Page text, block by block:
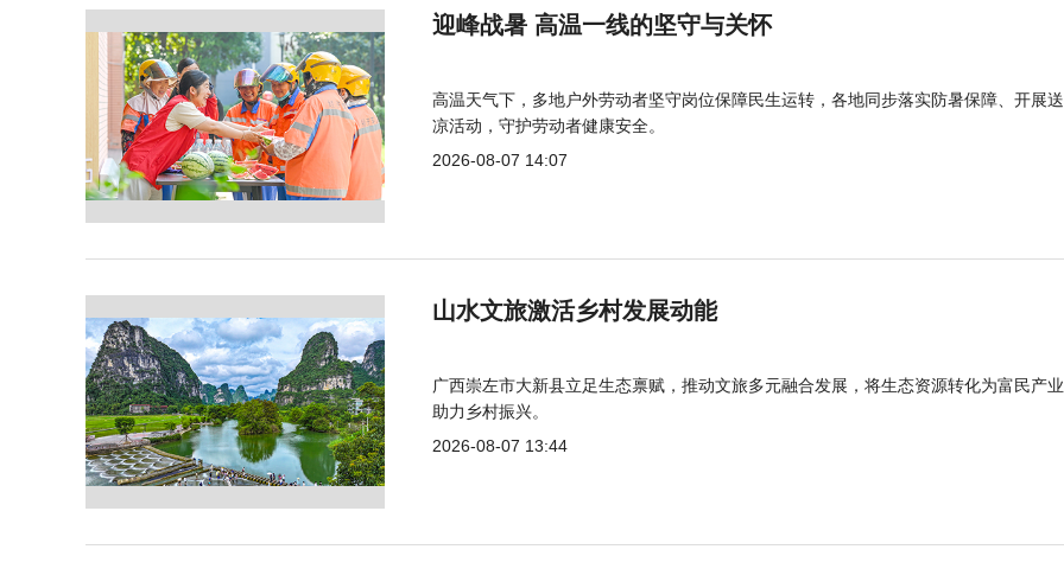
迎峰战暑 高温一线的坚守与关怀
高温天气下，多地户外劳动者坚守岗位保障民生运转，各地同步落实防暑保障、开展
凉活动，守护劳动者健康安全。
2026-08-07 14:07
山水文旅激活乡村发展动能
广西崇左市大新县立足生态禀赋，推动文旅多元融合发展，将生态资源转化为富民产
助力乡村振兴。
2026-08-07 13:44